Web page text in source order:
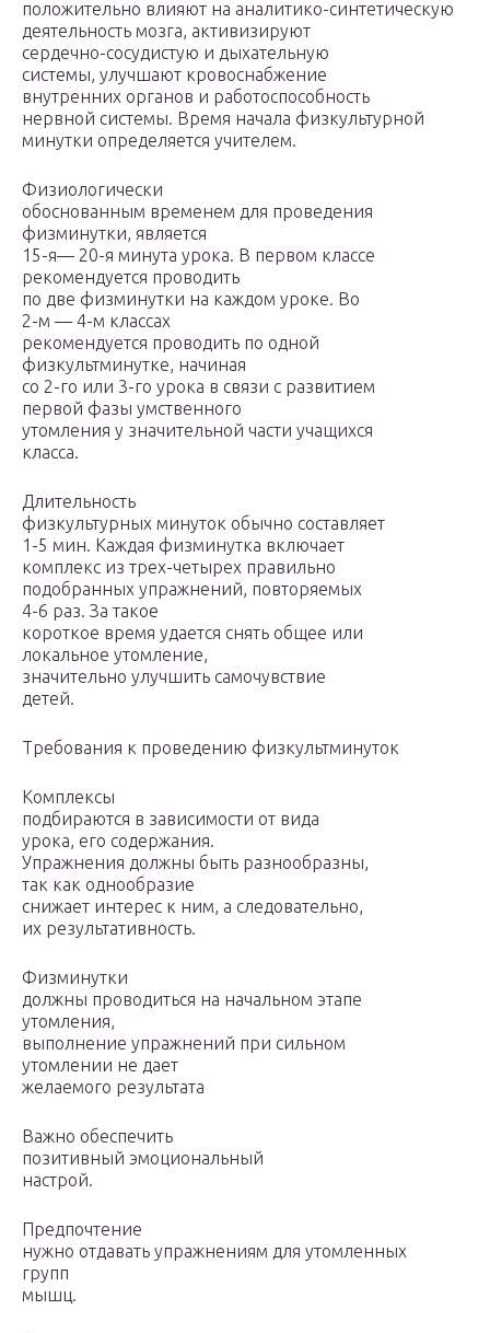
положительно влияют на аналитико-синтетическую
деятельность мозга, активизируют
сердечно-сосудистую и дыхательную
системы, улучшают кровоснабжение
внутренних ор­ганов и работоспособность
нервной системы. Время начала физ­культурной
минутки определяется учителем.
Физиологи­чески
обоснованным временем для проведения
физминутки, явля­ется
15-я— 20-я минута урока. В первом классе
рекомендуется проводить
по две физминутки на каждом уроке. Во
2-м — 4-м классах
рекомендуется проводить по одной
физкультминутке, на­чиная
со 2-го или 3-го урока в связи с развитием
первой фазы умственного
утомления у значительной части учащихся
класса.
Длительность
физкультурных минуток обычно составляет
1-5 мин. Каждая физминутка включает
комплекс из трех-четырех правильно
подобранных упражнений, повторяемых
4-6 раз. За такое
короткое время удается снять общее или
локальное утомле­ние,
значительно улучшить самочувствие
детей.
Требования к проведению физкультминуток
Комплексы
подбираются в зависимости от вида
урока, его содержания.
Упражнения должны быть разнообразны,
так как однообразие
снижает интерес к ним, а следовательно,
их ре­зультативность.
Физминутки
должны проводиться на начальном этапе
утом­ления,
выполнение упражнений при сильном
утомлении не дает
желаемого результата
Важно обеспечить
позитивный эмоциональный
настрой.
Предпочтение
нужно отдавать упражнениям для утомленных
групп
мышц.